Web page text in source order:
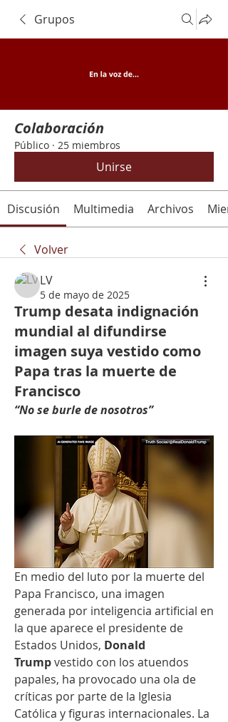
Grupos
Colaboración
Público · 25 miembros
Unirse
Discusión Multimedia Archivos
Volver
LV
5 de mayo de 2025
Trump desata indignación
mundial al difundirse
imagen suya vestido como
Papa tras la muerte de
Francisco
“No se burle de nosotros”
En medio del luto por la muerte del
Papa Francisco, una imagen
generada por inteligencia artificial en
la que aparece el presidente de
Estados Unidos, Donald
Trump vestido con los atuendos
papales, ha provocado una ola de
críticas por parte de la Iglesia